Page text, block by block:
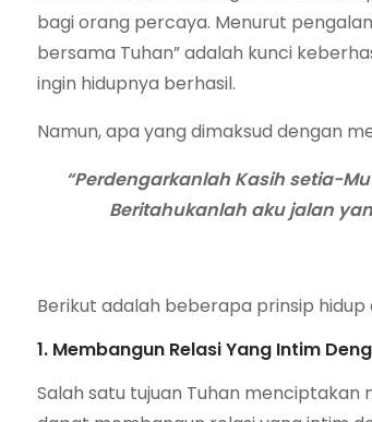
bagi orang percaya. Menurut
bersama Tuhan” adalah kunci
ingin hidupnya berhasil.
Namun, apa yang dimaksud dengan
“Perdengarkanlah Kasih setia-
Beritahukanlah aku jalan
Berikut adalah beberapa prinsip
1. Membangun Relasi Yang Intim
Salah satu tujuan Tuhan menciptakan